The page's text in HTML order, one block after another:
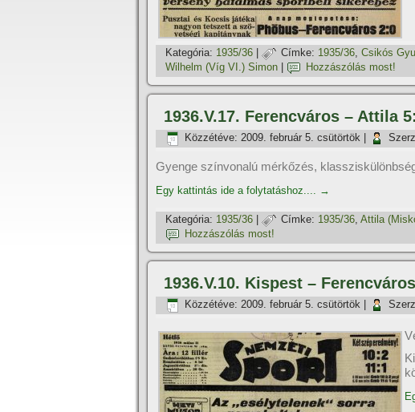
Kategória: 1935/36 Címke: 1935/36, Csikós
Wilhelm (Víg VI.) Simon
Hozzászólás most!
1936.V.17. Ferencváros – Attila
Közzétéve: 2009. február 5. csütörtök
Gyenge színvonalú mérkőzés,
Egy kattintás ide a folytatáshoz.... →
Kategória: 1935/36 Címke: 1935/36, Attila
Hozzászólás most!
1936.V.10. Kispest –
Közzétéve: 2009. február 5. csütörtök